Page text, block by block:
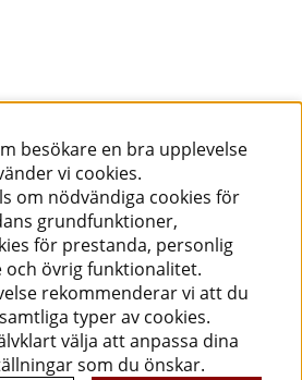
besökare en bra upplevelse
vi cookies.
om nödvändiga cookies för
grundfunktioner,
för prestanda, personlig
och övrig funktionalitet.
rekommenderar vi att du
typer av cookies.
välja att anpassa dina
som du önskar.